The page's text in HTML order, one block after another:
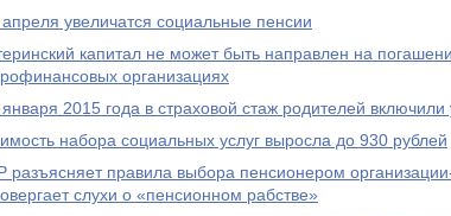
увеличатся социальные пенсии
капитал не может быть направлен на
организациях
2015 года в страховой стаж родителей
набора социальных услуг выросла до 930 рублей
разъясняет правила выбора пенсионером
слухи о «пенсионном рабстве»